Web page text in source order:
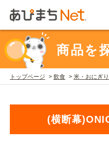
会員登録
商品を探す
商品を
トップページ 飲食 米・おにぎり
(横断幕